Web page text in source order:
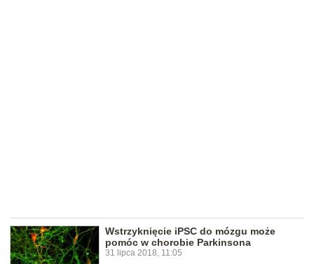
Wstrzyknięcie iPSC do mózgu może
pomóc w chorobie Parkinsona
31 lipca 2018, 11:05